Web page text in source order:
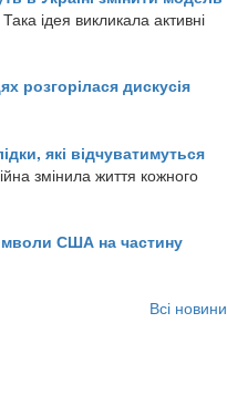
Така ідея викликала активні
розгорілася дискусія
які відчуватимуться
змінила життя кожного
США на частину
Всі новини